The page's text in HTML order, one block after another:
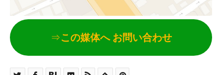
⇒この媒体へ お問い合わせ